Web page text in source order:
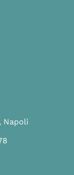
Napoli